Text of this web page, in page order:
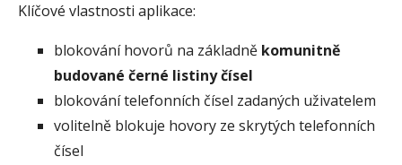
Klíčové vlastnosti aplikace:
blokování hovorů na základně komunitně
budované černé listiny čísel
blokování telefonních čísel zadaných uživatelem
volitelně blokuje hovory ze skrytých telefonních
čísel